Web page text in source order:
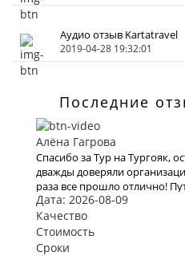
Аудио отзыв Kartatravel
2019-04-28 19:32:01
Последние
Алёна Гагрова
Спасибо за Тур на Тургояк,
дважды доверяли
раза все прошло отлично!
маленьким ребёнком
особенно трепетно.
всех организационных
виз и такое внимательное
Дата: 2026-08-09
Качество
Стоимость
Сроки